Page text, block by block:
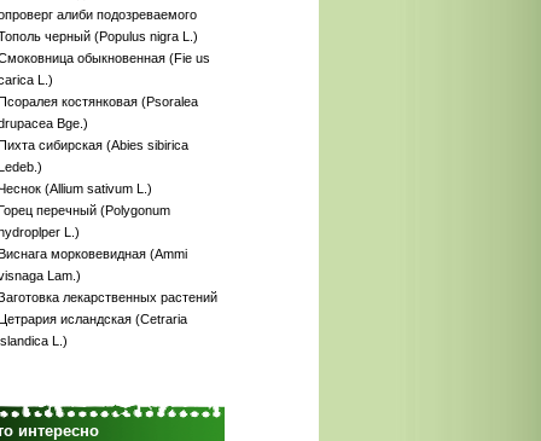
алиби подозреваемого
черный (Populus nigra L.)
обыкновенная (Fie us
L.)
костянковая (Psoralea
Bge.)
сибирская (Abies sibirica
(Allium sativum L.)
перечный (Polygonum
L.)
морковевидная (Ammi
Lam.)
лекарственных растений
исландская (Cetraria
L.)
интересно